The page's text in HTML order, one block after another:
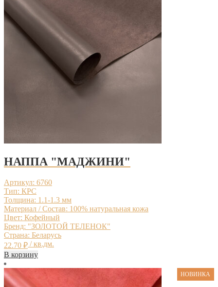
НАППА "МАДЖИНИ"
Артикул: 6760
Тип: КРС
Толщина: 1.1-1.3 мм
Материал / Состав: 100% натуральная кожа
Цвет: Кофейный
Бренд: "ЗОЛОТОЙ ТЕЛЕНОК"
Страна: Беларусь
22.70 ₽ / кв.дм.
В корзину
НОВИНКА